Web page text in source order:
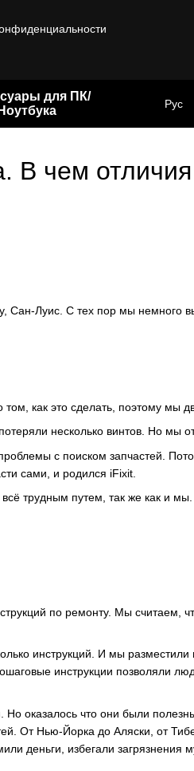
для ПК/
Ноутбука
Рус
чем отличия
Сан-Луис. С тех пор мы немного
как это сделать, поэтому мы
несколько винтов. Но мы
с поиском запчастей.
сами, и родился iFixit.
трудным путем, так же как и
по ремонту. Мы считаем,
инструкций. И мы
инструкции позволяли
оказалось что они были
От Нью-Йорка до Аляски, от
деньги, избегали загрязнения